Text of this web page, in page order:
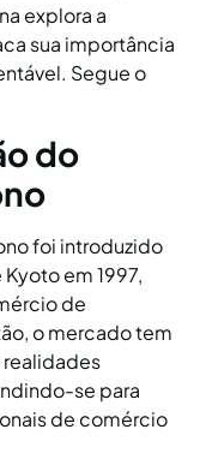
explora a
sua importância
Segue o
do
foi introduzido
em 1997,
de
o mercado tem
realidades
se para
de comércio